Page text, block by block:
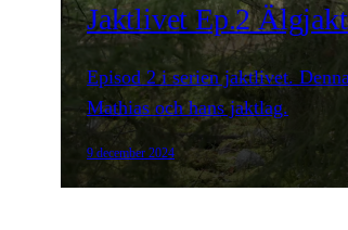
Jaktlivet Ep.2
Episod 2 i serien jaktlivet.
Mathias och hans jaktlag.
9 december 2024